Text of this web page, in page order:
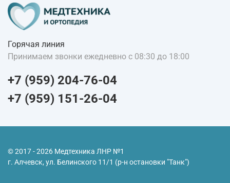
Горячая линия
Принимаем звонки ежедневно с 08:30 до 18:00
+7 (959) 204-76-04
+7 (959) 151-26-04
© 2017 - 2026 Медтехника ЛНР №1
г. Алчевск, ул. Белинского 11/1 (р-н остановки "Танк")